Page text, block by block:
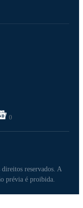
0
reservados. A
prévia é proibida.